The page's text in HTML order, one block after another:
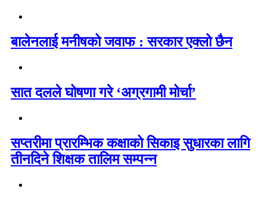
बालेनलाई मनीषको जवाफ : सरकार एक्लो छैन
सात दलले घोषणा गरे ‘अग्रगामी मोर्चा’
सप्तरीमा प्रारम्भिक कक्षाको सिकाइ सुधारका लागि
तीनदिने शिक्षक तालिम सम्पन्न